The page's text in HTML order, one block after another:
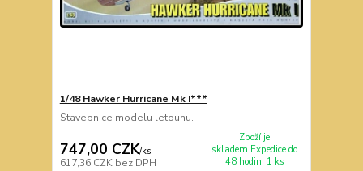
1/48 Hawker Hurricane Mk I***
Stavebnice modelu letounu.
747,00 CZK/ks
617,36 CZK bez DPH
Zboží je
skladem.Expedice do
48 hodin. 1 ks